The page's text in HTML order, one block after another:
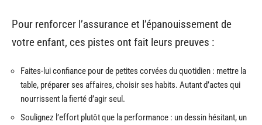
Pour renforcer l’assurance et l’épanouissement de
votre enfant, ces pistes ont fait leurs preuves :
Faites-lui confiance pour de petites corvées du quotidien : mettre la
table, préparer ses affaires, choisir ses habits. Autant d’actes qui
nourrissent la fierté d’agir seul.
Soulignez l’effort plutôt que la performance : un dessin hésitant, un